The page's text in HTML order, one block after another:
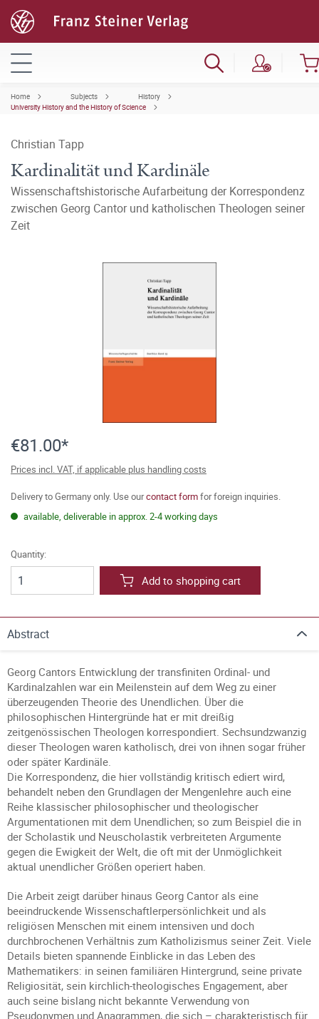
Home Subjects
History
University History and the History of Science
Christian Tapp
Kardinalität und Kardinäle
Wissenschaftshistorische Aufarbeitung der Korrespondenz
zwischen Georg Cantor und katholischen Theologen seiner
Zeit
€81.00*
Prices incl. VAT, if applicable plus handling costs
Delivery to Germany only. Use ourcontact formfor foreign inquiries.
available, deliverable in approx. 2-4 working days
Quantity:
Add to shopping cart
Abstract
Georg Cantors Entwicklung der transfiniten Ordinal- und
Kardinalzahlen war ein Meilenstein auf dem Weg zu einer
überzeugenden Theorie des Unendlichen. Über die
philosophischen Hintergründe hat er mit dreißig
zeitgenössischen Theologen korrespondiert. Sechsundzwanzig
dieser Theologen waren katholisch, drei von ihnen sogar früher
oder später Kardinäle.
Die Korrespondenz, die hier vollständig kritisch ediert wird,
behandelt neben den Grundlagen der Mengenlehre auch eine
Reihe klassischer philosophischer und theologischer
Argumentationen mit dem Unendlichen; so zum Beispiel die in
der Scholastik und Neuscholastik verbreiteten Argumente
gegen die Ewigkeit der Welt, die oft mit der Unmöglichkeit
aktual unendlicher Größen operiert haben.
Die Arbeit zeigt darüber hinaus Georg Cantor als eine
beeindruckende Wissenschaftlerpersönlichkeit und als
religiösen Menschen mit einem intensiven und doch
durchbrochenen Verhältnis zum Katholizismus seiner Zeit. Viele
Details bieten spannende Einblicke in das Leben des
Mathematikers: in seinen familiären Hintergrund, seine private
Religiosität, sein kirchlich-theologisches Engagement, aber
auch seine bislang nicht bekannte Verwendung von
Pseudonymen und Anagrammen, die sich – charakteristisch für